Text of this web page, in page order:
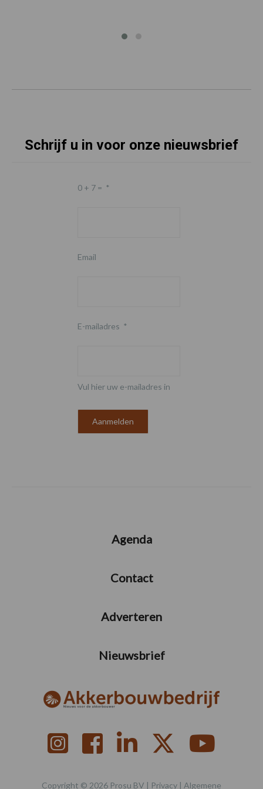
Schrijf u in voor onze nieuwsbrief
0 + 7 = *
Email
E-mailadres *
Vul hier uw e-mailadres in
Agenda
Contact
Adverteren
Nieuwsbrief
Copyright © 2026 Prosu BV | Privacy | Algemene